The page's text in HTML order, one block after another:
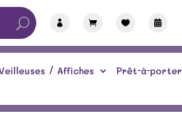
   
/ Affiches Prêt-à-porter